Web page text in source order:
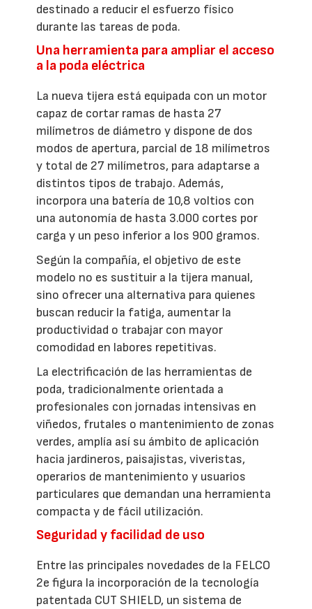
destinado a reducir el esfuerzo físico
durante las tareas de poda.
Una herramienta para ampliar el acceso
a la poda eléctrica
La nueva tijera está equipada con un motor
capaz de cortar ramas de hasta 27
milímetros de diámetro y dispone de dos
modos de apertura, parcial de 18 milímetros
y total de 27 milímetros, para adaptarse a
distintos tipos de trabajo. Además,
incorpora una batería de 10,8 voltios con
una autonomía de hasta 3.000 cortes por
carga y un peso inferior a los 900 gramos.
Según la compañía, el objetivo de este
modelo no es sustituir a la tijera manual,
sino ofrecer una alternativa para quienes
buscan reducir la fatiga, aumentar la
productividad o trabajar con mayor
comodidad en labores repetitivas.
La electrificación de las herramientas de
poda, tradicionalmente orientada a
profesionales con jornadas intensivas en
viñedos, frutales o mantenimiento de zonas
verdes, amplía así su ámbito de aplicación
hacia jardineros, paisajistas, viveristas,
operarios de mantenimiento y usuarios
particulares que demandan una herramienta
compacta y de fácil utilización.
Seguridad y facilidad de uso
Entre las principales novedades de la FELCO
2e figura la incorporación de la tecnología
patentada CUT SHIELD, un sistema de